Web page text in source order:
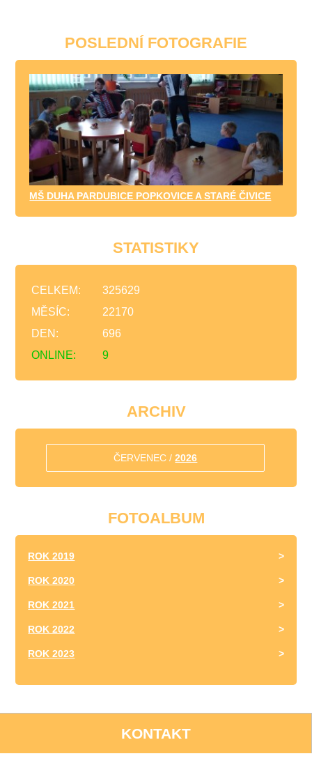
POSLEDNÍ FOTOGRAFIE
MŠ DUHA PARDUBICE POPKOVICE A STARÉ ČIVICE
STATISTIKY
ONLINE: 9
CELKEM:
325629
MĚSÍC:
22170
DEN:
696
ARCHIV
ČERVENEC /2026
FOTOALBUM
ROK 2019
ROK 2020
ROK 2021
ROK 2022
ROK 2023
KONTAKT